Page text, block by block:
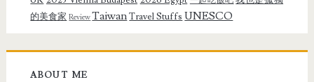
的美食家 ReviewTaiwan Travel Stuffs UNESCO
ABOUT ME